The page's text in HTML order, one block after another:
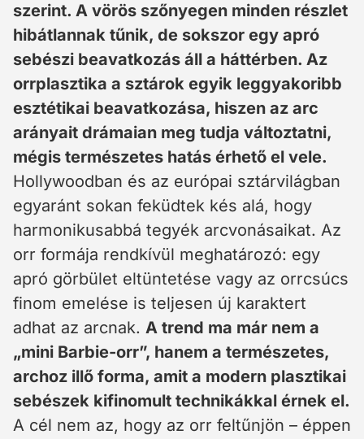
szerint. A vörös szőnyegen minden részlet
hibátlannak tűnik, de sokszor egy apró
sebészi beavatkozás áll a háttérben. Az
orrplasztika a sztárok egyik leggyakoribb
esztétikai beavatkozása, hiszen az arc
arányait drámaian meg tudja változtatni,
mégis természetes hatás érhető el vele.
Hollywoodban és az európai sztárvilágban
egyaránt sokan feküdtek kés alá, hogy
harmonikusabbá tegyék arcvonásaikat. Az
orr formája rendkívül meghatározó: egy
apró görbület eltüntetése vagy az orrcsúcs
finom emelése is teljesen új karaktert
adhat az arcnak. A trend ma már nem a
„mini Barbie-orr”, hanem a természetes,
archoz illő forma, amit a modern plasztikai
sebészek kifinomult technikákkal érnek el.
A cél nem az, hogy az orr feltűnjön – éppen